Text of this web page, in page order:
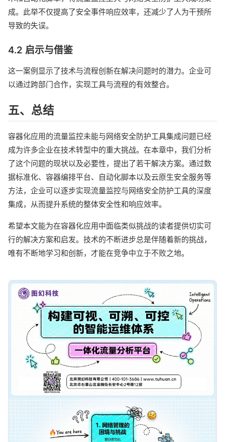
成。此举不仅提高了安全事件响应效率，还减少了人为干预所
导致的失误。
4.2 启示与借鉴
这一案例显示了技术与流程创新在解决问题时的潜力。企业可
以通过跨部门合作，实现工具与流程的有效整合。
五、总结
容器化应用的流量监控未能与网络安全防护工具集成问题已经
成为许多企业在技术转型中的重大挑战。在本章中，我们分析
了这个问题的现状以及必要性，提出了若干解决方案。通过数
据标准化、容器编排平台、自动化脚本以及云原生安全服务等
方法，企业可以逐步实现流量监控与网络安全防护工具的深度
集成，从而提升系统的整体安全性和响应效率。
希望本文能为在容器化应用中面临类似挑战的读者提供切实可
行的解决方案和启发。技术的不断进步总是伴随着新的挑战，
唯有不断地学习和创新，才能在竞争中立于不败之地。